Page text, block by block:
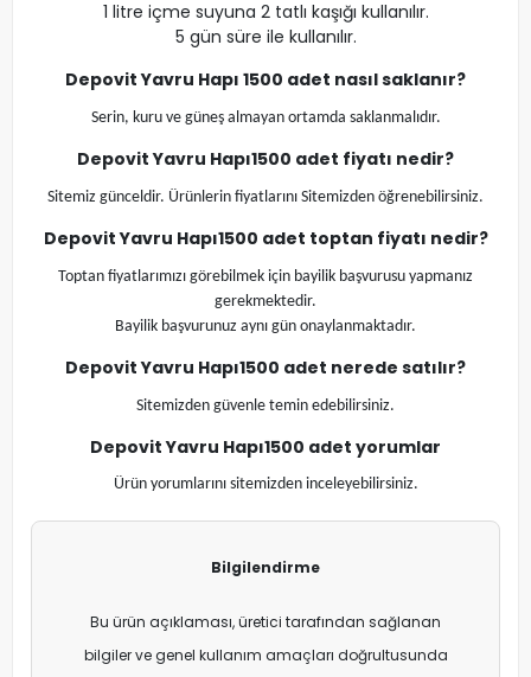
1 litre içme suyuna 2 tatlı kaşığı kullanılır.
5 gün süre ile kullanılır.
Depovit Yavru Hapı 1500 adet nasıl saklanır?
Serin, kuru ve güneş almayan ortamda saklanmalıdır.
Depovit Yavru Hapı1500 adet fiyatı nedir?
Sitemiz günceldir. Ürünlerin fiyatlarını Sitemizden öğrenebilirsiniz.
Depovit Yavru Hapı1500 adet toptan fiyatı nedir?
Toptan fiyatlarımızı görebilmek için bayilik başvurusu yapmanız
gerekmektedir.
Bayilik başvurunuz aynı gün onaylanmaktadır.
Depovit Yavru Hapı1500 adet nerede satılır?
Sitemizden güvenle temin edebilirsiniz.
Depovit Yavru Hapı1500 adet yorumlar
Ürün yorumlarını sitemizden inceleyebilirsiniz.
Bilgilendirme
Bu ürün açıklaması, üretici tarafından sağlanan
bilgiler ve genel kullanım amaçları doğrultusunda